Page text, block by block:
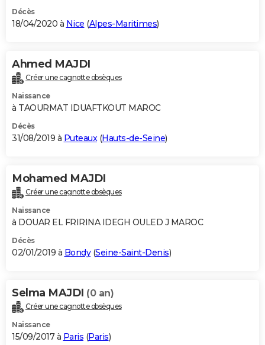
Décès
18/04/2020 à Nice (Alpes-Maritimes)
Ahmed MAJDI
Créer une cagnotte obsèques
Naissance
à TAOURMAT IDUAFTKOUT MAROC
Décès
31/08/2019 à Puteaux(Hauts-de-Seine)
Mohamed MAJDI
Créer une cagnotte obsèques
Naissance
à DOUAR EL FRIRINA IDEGH OULED J MAROC
Décès
02/01/2019 à Bondy(Seine-Saint-Denis)
Selma MAJDI (0 an)
Créer une cagnotte obsèques
Naissance
15/09/2017 à Paris (Paris)